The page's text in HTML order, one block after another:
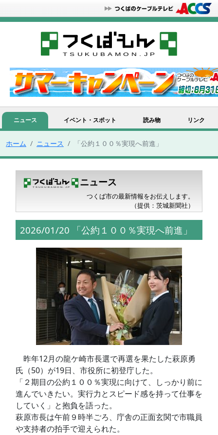
ニュース イベント・スポット 読み物 リンク
ホーム ニュース 「公約１００％実現へ前進」
ニュース
つくば市の最新情報をお伝えします。
（提供：茨城新聞社）
2026/01/20 「公約１００％実現へ前進」
昨年12月の龍ケ崎市長選で再選を果たした萩原勇
氏（50）が19日、市役所に初登庁した。
「２期目の公約１００％実現に向けて、しっかり前に
進んでいきたい。実行力とスピード感を持って仕事を
していく」と抱負を語った。
萩原市長は午前９時半ごろ、庁舎の正面玄関で市職員
や支持者の拍手で迎えられた。